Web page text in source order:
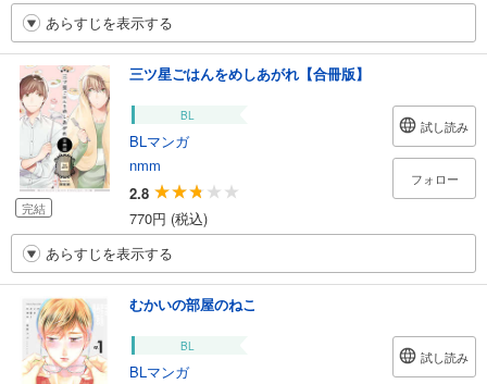
あらすじを表示する
完結
三ツ星ごはんをめしあがれ【合冊版】
BL
BLマンガ
nmm
2.8
770円 (税込)
試し読み
フォロー
あらすじを表示する
むかいの部屋のねこ
BL
BLマンガ
試し読み